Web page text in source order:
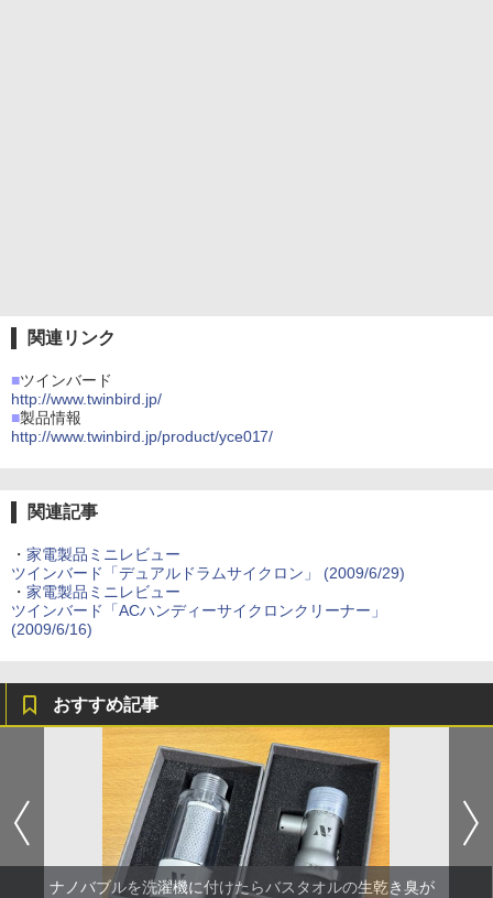
関連リンク
■ツインバード
http://www.twinbird.jp/
■製品情報
http://www.twinbird.jp/product/yce017/
関連記事
・ 家電製品ミニレビュー
ツインバード「デュアルドラムサイクロン」 (2009/6/29)
・ 家電製品ミニレビュー
ツインバード「ACハンディーサイクロンクリーナー」
(2009/6/16)
おすすめ記事
ナノバブルを洗濯機に付けたらバスタオルの生乾き臭が